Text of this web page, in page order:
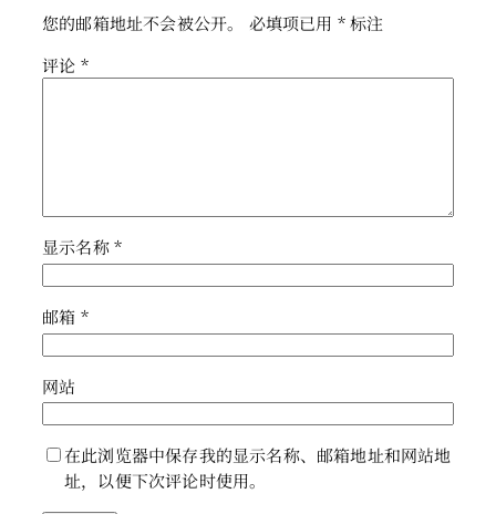
您的邮箱地址不会被公开。 必填项已用 *标注
评论 *
显示名称*
邮箱 *
网站
在此浏览器中保存我的显示名称、邮箱地址和网站地
址，以便下次评论时使用。